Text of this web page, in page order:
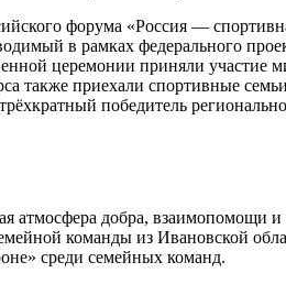
форума «Россия —
в рамках федерального
церемонии приняли
также приехали спортивные
победитель
добра, взаимопомощи
команды из Ивановской
среди семейных команд.